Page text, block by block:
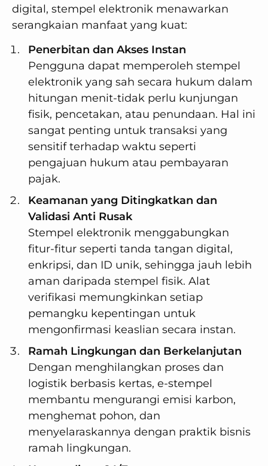
digital, stempel elektronik menawarkan
serangkaian manfaat yang kuat:
Penerbitan dan Akses Instan
Pengguna dapat memperoleh stempel
elektronik yang sah secara hukum dalam
hitungan menit-tidak perlu kunjungan
fisik, pencetakan, atau penundaan. Hal ini
sangat penting untuk transaksi yang
sensitif terhadap waktu seperti
pengajuan hukum atau pembayaran
pajak.
Keamanan yang Ditingkatkan dan
Validasi Anti Rusak
Stempel elektronik menggabungkan
fitur-fitur seperti tanda tangan digital,
enkripsi, dan ID unik, sehingga jauh lebih
aman daripada stempel fisik. Alat
verifikasi memungkinkan setiap
pemangku kepentingan untuk
mengonfirmasi keaslian secara instan.
Ramah Lingkungan dan Berkelanjutan
Dengan menghilangkan proses dan
logistik berbasis kertas, e-stempel
membantu mengurangi emisi karbon,
menghemat pohon, dan
menyelaraskannya dengan praktik bisnis
ramah lingkungan.